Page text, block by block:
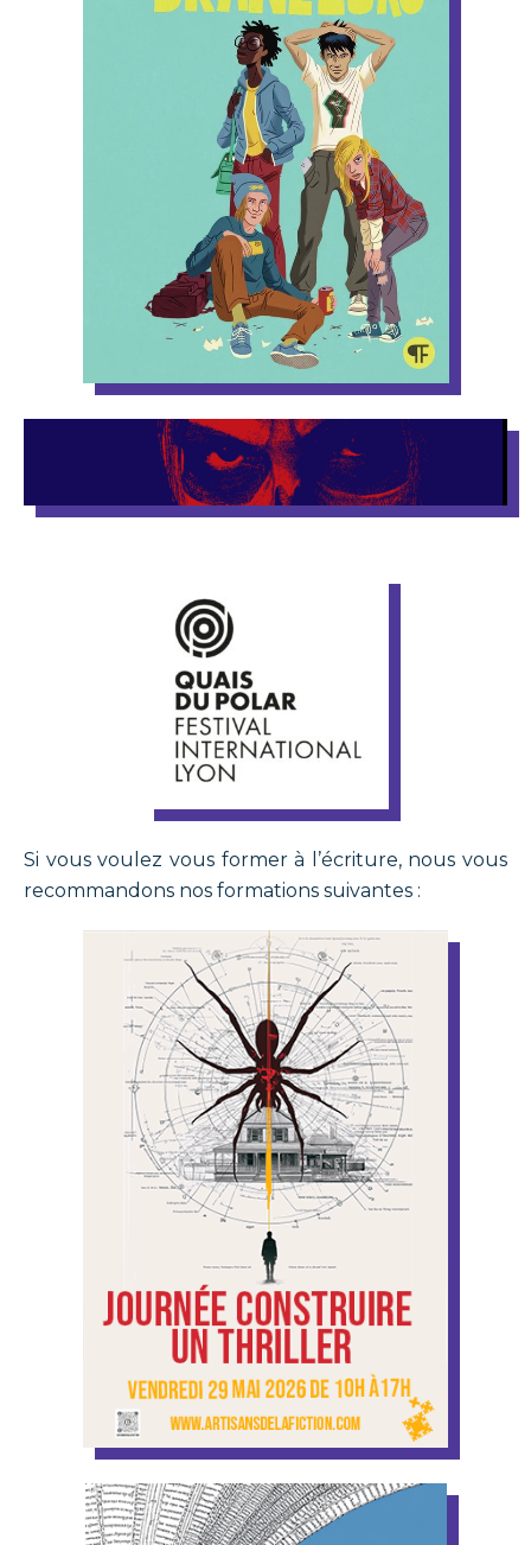
Si vous voulez vous former à l’écriture, nous vous
recommandons nos formations suivantes :